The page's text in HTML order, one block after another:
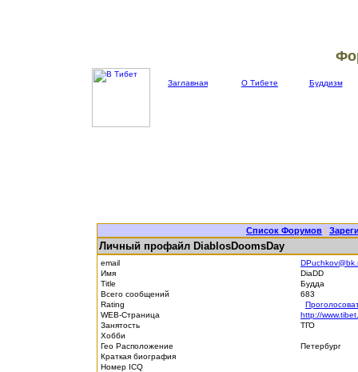
Заглавная О Тибете Буддизм
Список Форумов |
Личный профайл DiablosDoomsDay
email
Имя
DiaDD
Title
Будда
Всего сообщений
683
Rating
WEB-Страница
http://
Занятость
ТГО
Хобби
Гео Расположение
Петербург
Краткая биография
Номер ICQ